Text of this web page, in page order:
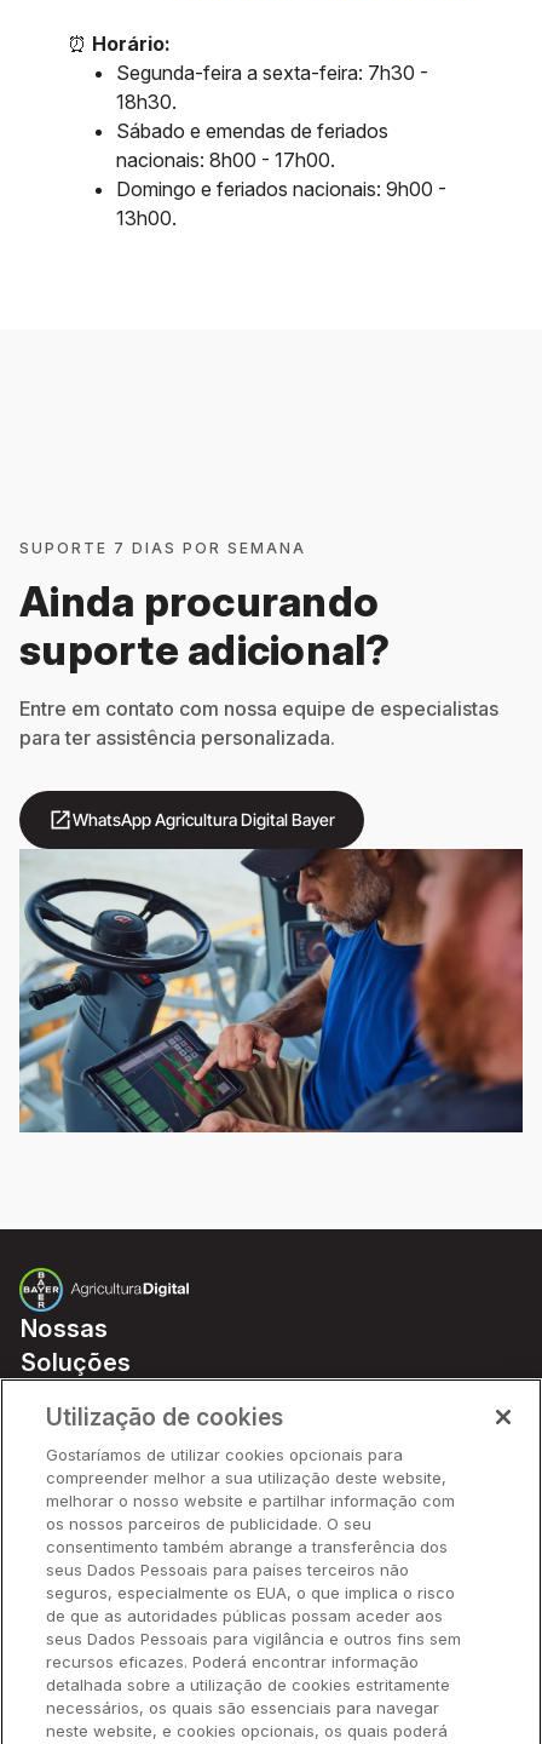
⏰ Horário:
Segunda-feira a sexta-feira: 7h30 -
18h30.
Sábado e emendas de feriados
nacionais: 8h00 - 17h00.
Domingo e feriados nacionais: 9h00 -
13h00.
SUPORTE 7 DIAS POR SEMANA
Ainda procurando
suporte adicional?
Entre em contato com nossa equipe de especialistas
para ter assistência personalizada.
WhatsApp Agricultura Digital Bayer
open_in_new
Nossas
Soluções
Parceiros
Hardware
Ajuda Rápida
Recursos
Empresa
Contato
Utilização de cookies
Gostaríamos de utilizar cookies opcionais para
compreender melhor a sua utilização deste website,
melhorar o nosso website e partilhar informação com
os nossos parceiros de publicidade. O seu
consentimento também abrange a transferência dos
seus Dados Pessoais para países terceiros não
seguros, especialmente os EUA, o que implica o risco
de que as autoridades públicas possam aceder aos
seus Dados Pessoais para vigilância e outros fins sem
recursos eficazes. Poderá encontrar informação
detalhada sobre a utilização de cookies estritamente
necessários, os quais são essenciais para navegar
neste website, e cookies opcionais, os quais poderá